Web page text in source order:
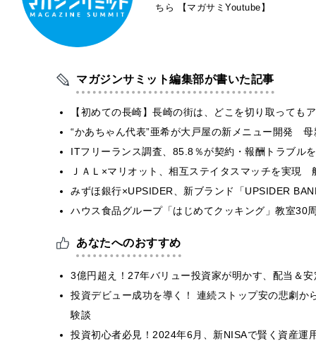
ちら
【マガサミYoutube】
マガジンサミット編集部が書いた記事
【初めての長崎】長崎の街は、どこを切り取って
“かあちゃん代表”亜希が大戸屋の新メニュー開発
ITフリーランス調査、85.8％が契約・報酬トラブ
ＪＡＬ×マリオット、相互ステイタスマッチを実
みずほ銀行×UPSIDER、新ブランド「UPSIDER
ハウス食品グループ「はじめてクッキング」教室
あなたへのおすすめ
3億円超え！27年バリュー投資家が明かす、配当＆
投資デビュー成功を導く！ 連続ストップ安の悲劇か
験談
投資初心者必見！2024年6月、新NISAで賢く資産運